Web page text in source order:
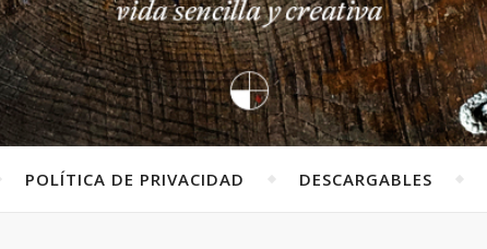
POLÍTICA DE PRIVACIDAD DESCARGABLES